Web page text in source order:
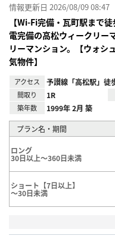
情報更新日 2026/08/09 08:47
【Wi-Fi完備・瓦町駅まで
電完備の高松ウィークリー
リーマンション。【ウォシ
気物件】
アクセス 予讃線「高松駅」徒
間取り 1R
築年数 1999年 2月 築
プラン名・期間
ロング
30日以上～360日未満
ショート【7日以上】
～30日未満